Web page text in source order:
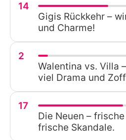
14
Gigis Rückkehr –
und Charme!
2
Walentina vs. Villa
viel Drama und
17
Die Neuen –
frische Skandale.